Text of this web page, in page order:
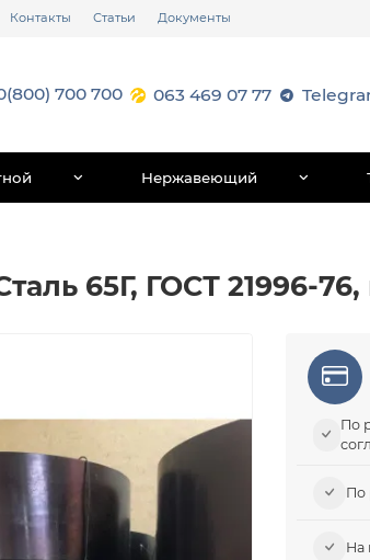
Контакты Статьи Документы
700 700 063 469 07 77
Нержавеющий
65Г, ГОСТ 21996-76,
По
По
На